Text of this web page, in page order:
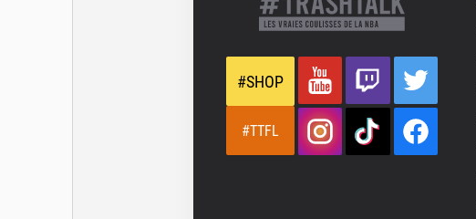
#SHOP
#TTFL